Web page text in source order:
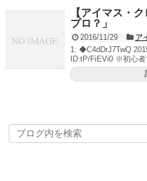
【アイマス・
プロ？」
2016/11/29
ア
1: ◆C4dDrJ7TwQ
ID:tP/FiEVi0 ※初心